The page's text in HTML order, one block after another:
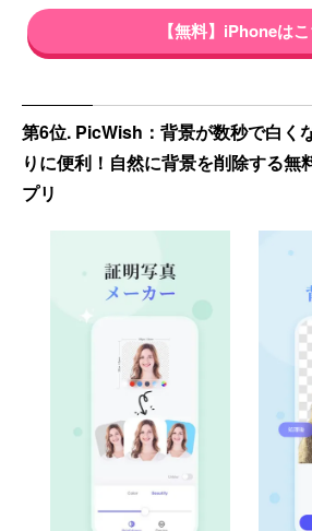
【無料】iPhoneは
第6位. PicWish：背景が数秒で白く
りに便利！自然に背景を削除する無
プリ